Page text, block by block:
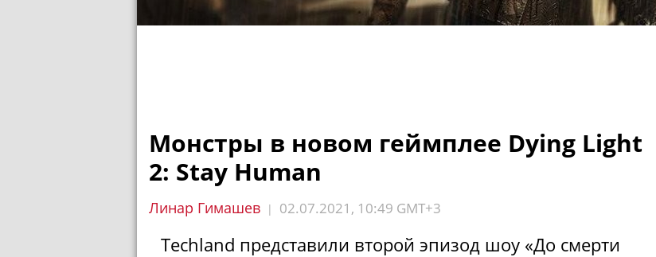
Монстры в новом геймплее Dying Light
2: Stay Human
Линар Гимашев | 02.07.2021, 10:49 GMT+3
Techland представили второй эпизод шоу «До смерти